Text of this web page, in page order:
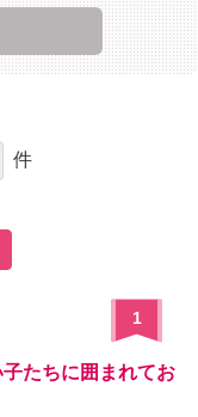
件
1
たちに囲まれてお